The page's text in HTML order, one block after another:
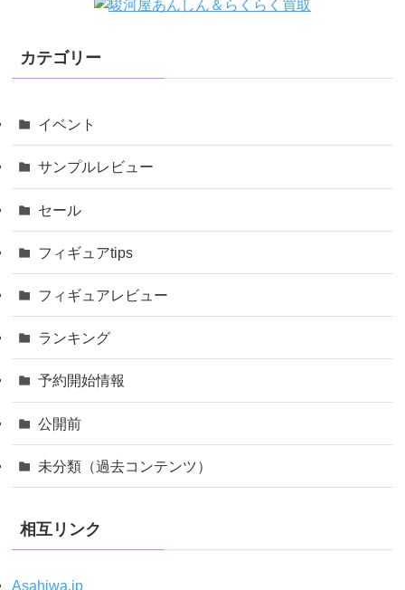
カテゴリー
イベント
サンプルレビュー
セール
フィギュアtips
フィギュアレビュー
ランキング
予約開始情報
公開前
未分類（過去コンテンツ）
相互リンク
Asahiwa.jp